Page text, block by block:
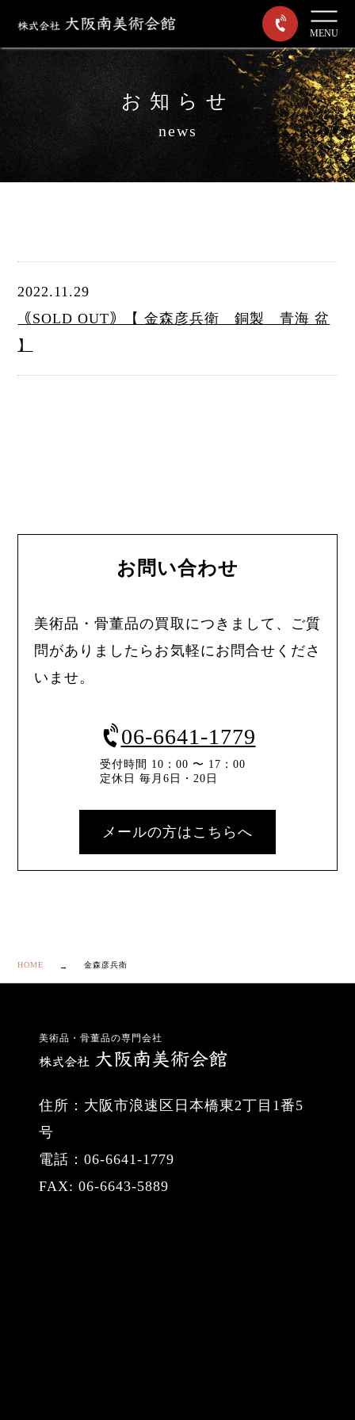
MENU
お知らせ
news
2022.11.29
｟SOLD OUT｠【 金森彦兵衛 銅製 青海 盆
】
お問い合わせ
美術品・骨董品の買取につきまして、ご質
問がありましたらお気軽にお問合せくださ
いませ。
06-6641-1779
受付時間 10：00 〜 17：00
定休日 毎月6日・20日
メールの方はこちらへ
HOME 金森彦兵衛
美術品・骨董品の専門会社
住所：大阪市浪速区日本橋東2丁目1番5
号
電話：06-6641-1779
FAX: 06-6643-5889